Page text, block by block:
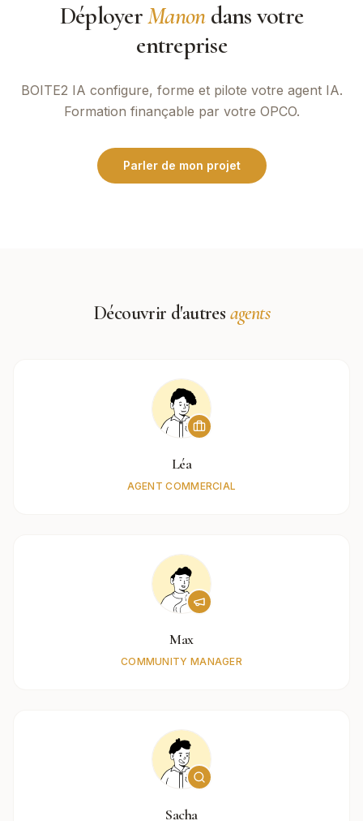
DéployerManondans votre
entreprise
BOITE2 IA configure, forme et pilote votre agent IA.
Formation finançable par votre OPCO.
Parler de mon projet
Découvrir d'autres agents
Léa
AGENT COMMERCIAL
Max
COMMUNITY MANAGER
Sacha